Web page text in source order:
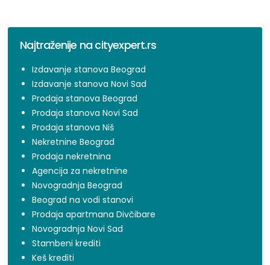
Najtraženije na cityexpert.rs
Izdavanje stanova Beograd
Izdavanje stanova Novi Sad
Prodaja stanova Beograd
Prodaja stanova Novi Sad
Prodaja stanova Niš
Nekretnine Beograd
Prodaja nekretnina
Agencija za nekretnine
Novogradnja Beograd
Beograd na vodi stanovi
Prodaja apartmana Divčibare
Novogradnja Novi Sad
Stambeni krediti
Keš krediti